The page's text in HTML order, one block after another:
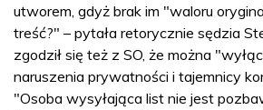
utworem, gdyż brak im "waloru
treść?" – pytała retorycznie sędzia
zgodził się też z SO, że można
naruszenia prywatności i tajemnicy
"Osoba wysyłająca list nie jest